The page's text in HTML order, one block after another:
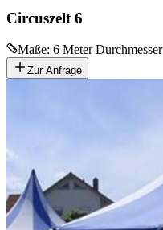
Circuszelt 6
Maße: 6 Meter Durchmesser
Zur Anfrage